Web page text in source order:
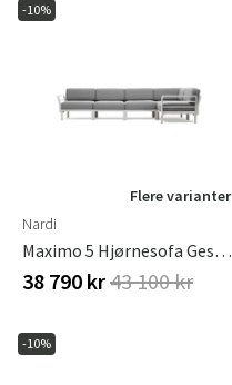
-10%
Flere varianter
Nardi
Maximo 5 Hjørnesofa Gesso - Lava
38 790 kr43 100 kr
-10%